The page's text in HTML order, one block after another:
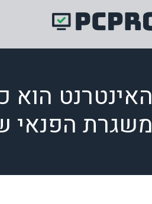
האינטרנט הוא
משגרת הפנאי